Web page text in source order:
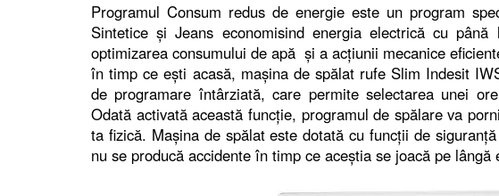
Programul Consum redus de energie este un program
Sintetice şi Jeans economisind energia electrică cu
optimizarea consumului de apă şi a acţiunii mecanice
în timp ce eşti acasă, maşina de spălat rufe Slim Indesit
de programare întârziată, care permite selectarea unei
Odată activată această funcţie, programul de spălare va
ta fizică. Maşina de spălat este dotată cu funcţii de
nu se producă accidente în timp ce aceştia se joacă pe lângă